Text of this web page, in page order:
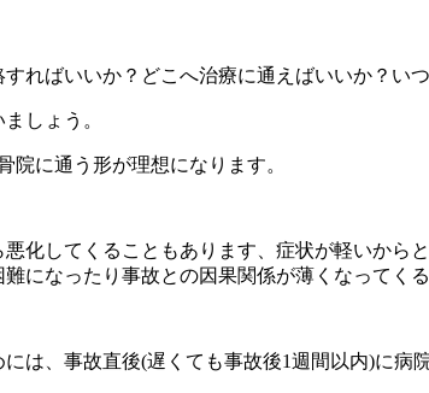
ればいいか？どこへ治療に通えばいいか？い
しょう。
院に通う形が理想になります。
化してくることもあります、症状が軽いか
になったり事故との因果関係が薄くなって
は、事故直後(遅くても事故後1週間以内)に病